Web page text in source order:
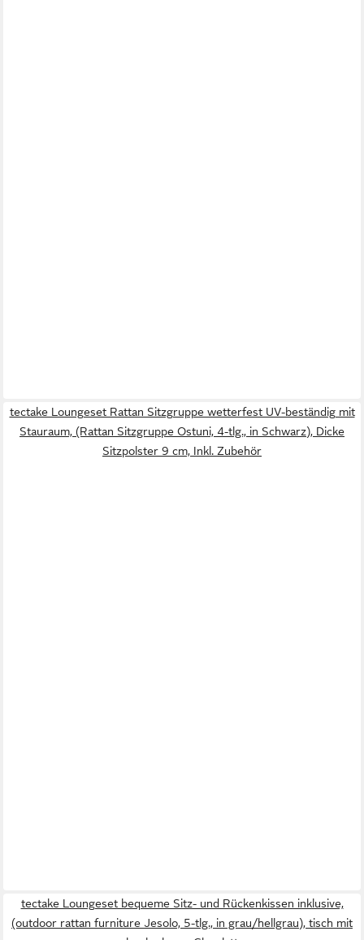
tectake Loungeset Rattan Sitzgruppe wetterfest UV-beständig mit
Stauraum, (Rattan Sitzgruppe Ostuni, 4-tlg., in Schwarz), Dicke
Sitzpolster 9 cm, Inkl. Zubehör
tectake Loungeset bequeme Sitz- und Rückenkissen inklusive,
(outdoor rattan furniture Jesolo, 5-tlg., in grau/hellgrau), tisch mit